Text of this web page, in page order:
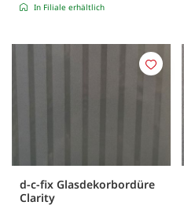
In Filiale erhältlich
d-c-fix Glasdekorbordüre
Clarity
Merken